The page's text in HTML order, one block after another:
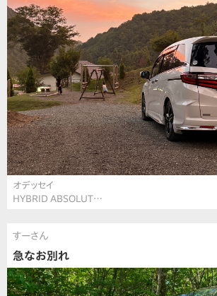
オデッセイ
HYBRID ABSOLUT…
すーさん
急なお別れ